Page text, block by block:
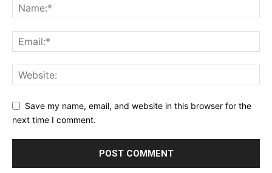
Save my name, email, and website in this browser for the
next time I comment.